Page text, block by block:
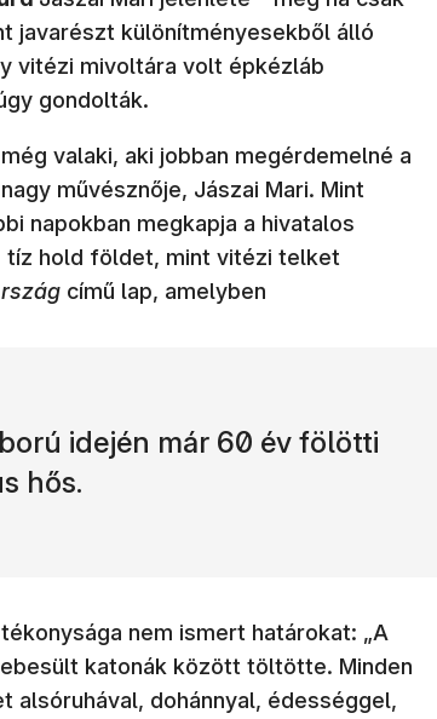
javarészt különítményesekből álló
vitézi mivoltára volt épkézláb
gondolták.
valaki, aki jobban megérdemelné a
művésznője, Jászai Mari. Mint
napokban megkapja a hivatalos
tíz hold földet, mint vitézi telket
című lap, amelyben
idején már 60 év fölötti
hős.
nem ismert határokat: „A
katonák között töltötte. Minden
dohánnyal, édességgel,